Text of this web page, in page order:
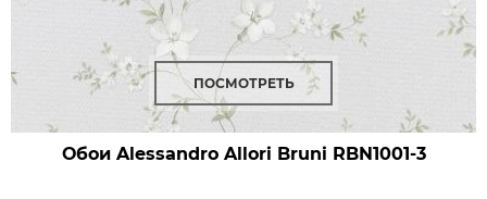
ПОСМОТРЕТЬ
Обои Alessandro Allori Bruni RBN1001-3